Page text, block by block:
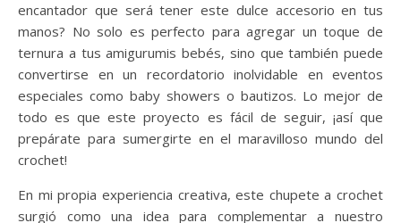
encantador que será tener este dulce accesorio en tus
manos? No solo es perfecto para agregar un toque de
ternura a tus amigurumis bebés, sino que también puede
convertirse en un recordatorio inolvidable en eventos
especiales como baby showers o bautizos. Lo mejor de
todo es que este proyecto es fácil de seguir, ¡así que
prepárate para sumergirte en el maravilloso mundo del
crochet!
En mi propia experiencia creativa, este chupete a crochet
surgió como una idea para complementar a nuestro